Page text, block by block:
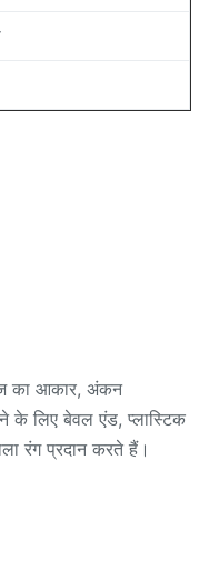
का आकार, अंकन
के लिए बेवल एंड, प्लास्टिक
रंग प्रदान करते हैं।